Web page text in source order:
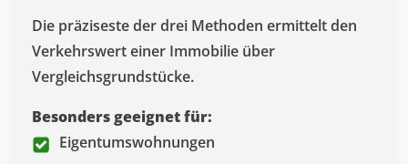
Die präziseste der drei Methoden ermittelt den
Verkehrswert einer Immobilie über
Vergleichsgrundstücke.
Besonders geeignet für:
Eigentumswohnungen